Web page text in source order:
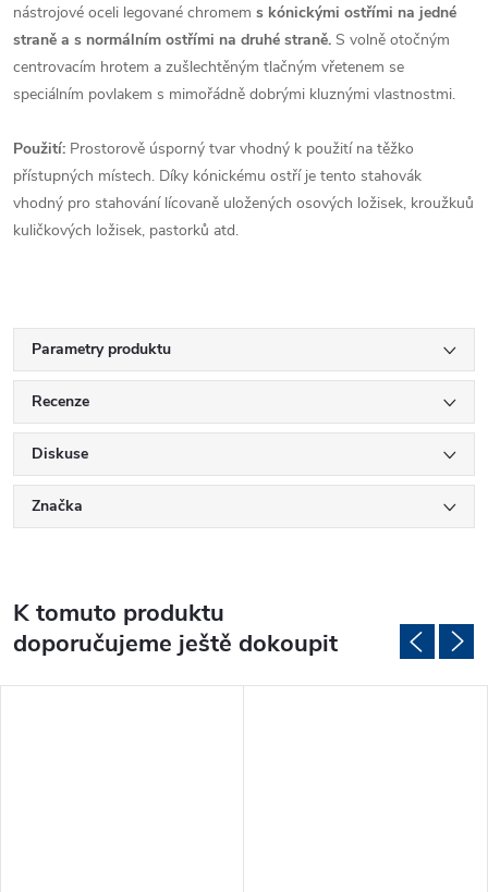
nástrojové oceli legované chromem s kónickými ostřími na jedné
straně a s normálním ostřími na druhé straně. S volně otočným
centrovacím hrotem a zušlechtěným tlačným vřetenem se
speciálním povlakem s mimořádně dobrými kluznými vlastnostmi.
Použití: Prostorově úsporný tvar vhodný k použití na těžko
přístupných místech. Díky kónickému ostří je tento stahovák
vhodný pro stahování lícovaně uložených osových ložisek, kroužkuů
kuličkových ložisek, pastorků atd.
Parametry produktu
Recenze
Diskuse
Značka
K tomuto produktu
doporučujeme ještě dokoupit